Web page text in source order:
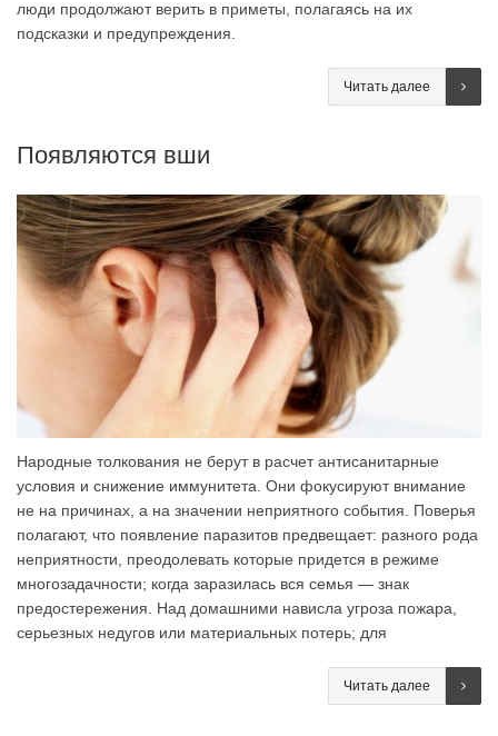
люди продолжают верить в приметы, полагаясь на их
подсказки и предупреждения.
Читать далее
Появляются вши
Народные толкования не берут в расчет антисанитарные
условия и снижение иммунитета. Они фокусируют внимание
не на причинах, а на значении неприятного события. Поверья
полагают, что появление паразитов предвещает: разного рода
неприятности, преодолевать которые придется в режиме
многозадачности; когда заразилась вся семья — знак
предостережения. Над домашними нависла угроза пожара,
серьезных недугов или материальных потерь; для
Читать далее